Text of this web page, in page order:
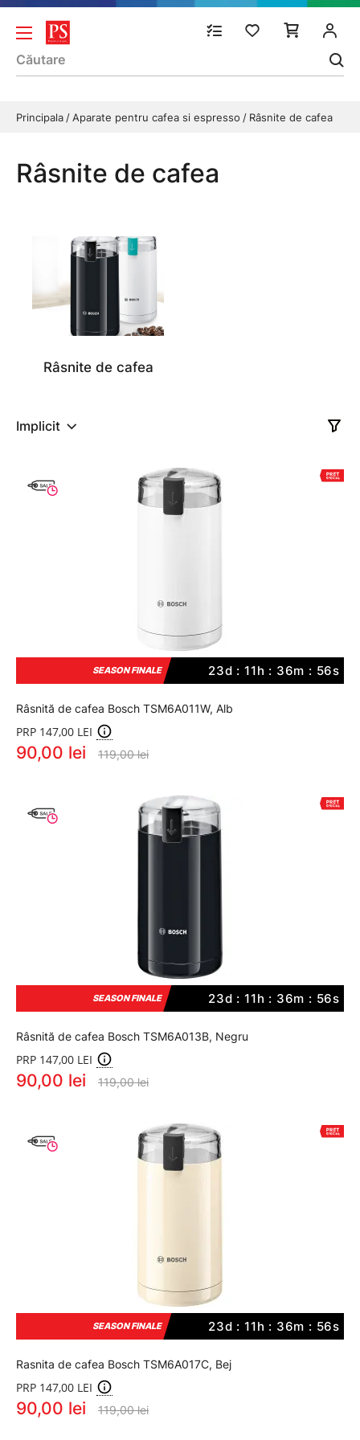
Principala Aparate pentru cafea si espresso Râsnite de cafea
Râsnite de cafea
Râsnite de cafea
Implicit
SEASON FINALE 23d : 11h : 36m : 56s
Râsnită de cafea Bosch TSM6A011W, Alb
PRP 147,00 LEI
90,00 lei 119,00 lei
SEASON FINALE 23d : 11h : 36m : 56s
Râsnită de cafea Bosch TSM6A013B, Negru
PRP 147,00 LEI
90,00 lei 119,00 lei
SEASON FINALE 23d : 11h : 36m : 56s
Rasnita de cafea Bosch TSM6A017C, Bej
PRP 147,00 LEI
90,00 lei 119,00 lei